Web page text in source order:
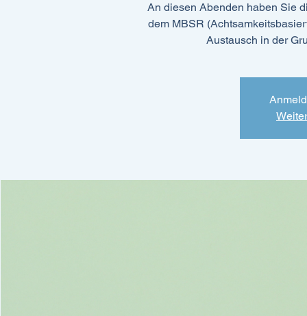
An diesen Abenden haben Sie
dem MBSR
Austausch in der